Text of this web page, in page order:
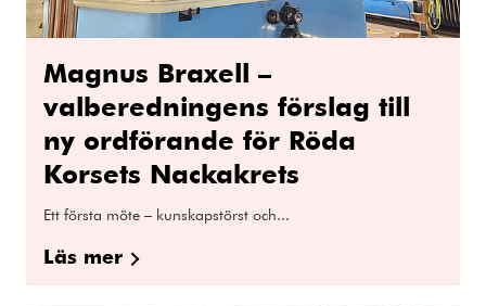
Magnus Braxell –
valberedningens förslag till
ny ordförande för Röda
Korsets Nackakrets
Ett första möte – kunskapstörst och...
Läs mer